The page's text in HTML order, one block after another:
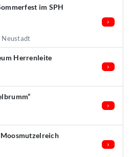
im SPH
Neustadt
Herrenleite